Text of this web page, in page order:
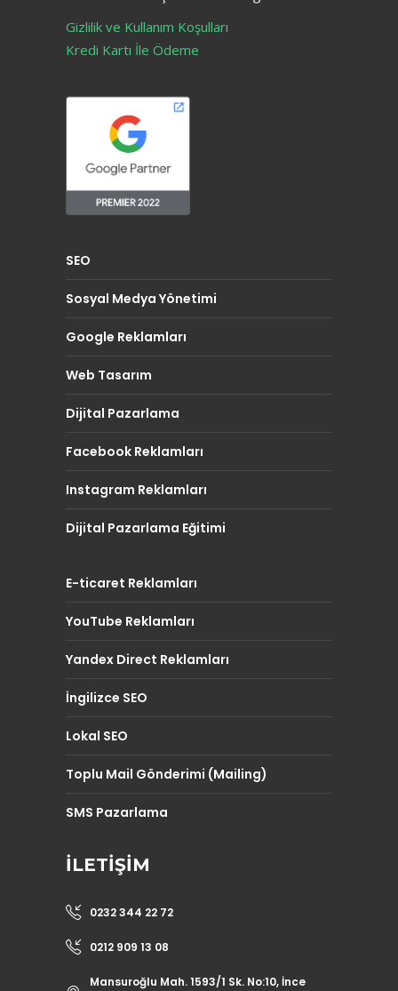
Gizlilik ve Kullanım Koşulları
Kredi Kartı İle Ödeme
SEO
Sosyal Medya Yönetimi
Google Reklamları
Web Tasarım
Dijital Pazarlama
Facebook Reklamları
Instagram Reklamları
Dijital Pazarlama Eğitimi
E-ticaret Reklamları
YouTube Reklamları
Yandex Direct Reklamları
İngilizce SEO
Lokal SEO
Toplu Mail Gönderimi (Mailing)
SMS Pazarlama
İLETIŞIM
0232 344 22 72
0212 909 13 08
Mansuroğlu Mah. 1593/1 Sk. No:10, İnce